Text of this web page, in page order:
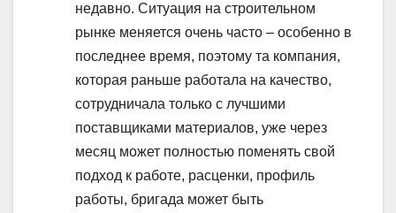
недавно. Ситуация на строительном
рынке меняется очень часто – особенно в
последнее время, поэтому та компания,
которая раньше работала на качество,
сотрудничала только с лучшими
поставщиками материалов, уже через
месяц может полностью поменять свой
подход к работе, расценки, профиль
работы, бригада может быть